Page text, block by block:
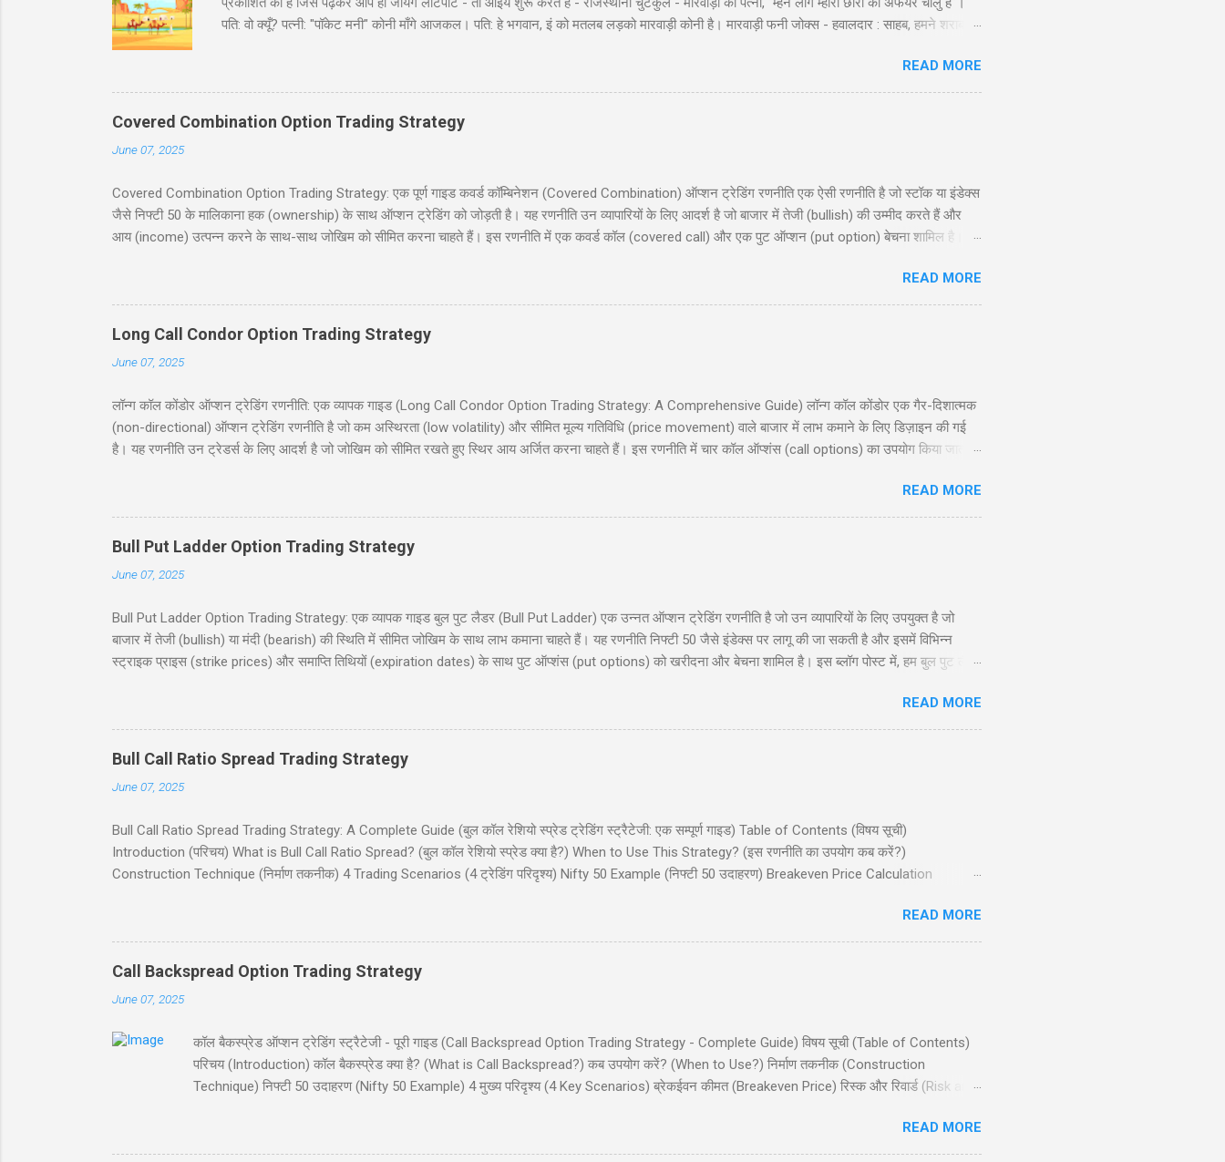
पति: वो क्यूँ? पत्नी: "पॉकेट मनी" कोनी माँगे आजकल। पति: हे भगवान, इं को मतलब लड़को मारवाड़ी कोनी है। मारवाड़ी फनी जोक्स - हवालदार : साहब, हमने शराब से
मारवाड़ी चुटकुले जोक्स - धणी- आज सजधज के कठे जा री से? लुगाई- आत्महत्या करणे जा री सुं धणी- तो इत्तो मेकअप क्यूँ करयो है लुगाई- काल अख़बार म्हें म्हारो
फोटू भी तो छपसी राजस्थानी कॉमेडी - स्कूल के निरीक्षण के लिए कुछ अधिकारी दिल्ली से गाँव की छोटी स्कूल में पहुंचे और निरिक्षण शुरू किया । निरीक्षक लड़कों से:
‘सावधान’। कोई हिला तक नहीं। निरीक्षक : ‘विश्राम’। सब वैस...
READ MORE
Covered Combination Option Trading Strategy
June 07, 2025
Covered Combination Option Trading Strategy: एक पूर्ण गाइड कवर्ड कॉम्बिनेशन (Covered Combination) ऑप्शन ट्रेडिंग रणनीति एक ऐसी रणनीति है जो स्टॉक या इंडेक्स
जैसे निफ्टी 50 के मालिकाना हक (ownership) के साथ ऑप्शन ट्रेडिंग को जोड़ती है। यह रणनीति उन व्यापारियों के लिए आदर्श है जो बाजार में तेजी (bullish) की उम्मीद करते हैं और
आय (income) उत्पन्न करने के साथ-साथ जोखिम को सीमित करना चाहते हैं। इस रणनीति में एक कवर्ड कॉल (covered call) और एक पुट ऑप्शन (put option) बेचना शामिल है।
सावधानियां शामिल हैं। यह पोस्ट नये और अनुभवी व्यापारियों के लिए उपयोगी होगी, जो सूचित निर्णय लेना चाहते हैं। हमारा उद्देश्य आपको इस रणनीति को समझने और इसे प्रभावी ढंग से लागू
करने में मदद करना है। सामग्री (Table of Contents) 1. परिचय (Introduction) 2. कवर्ड कॉम्बिनेशन क्या है? (What is Covered Combination?) ...
READ MORE
Long Call Condor Option Trading Strategy
June 07, 2025
लॉन्ग कॉल कोंडोर ऑप्शन ट्रेडिंग रणनीति: एक व्यापक गाइड (Long Call Condor Option Trading Strategy: A Comprehensive Guide) लॉन्ग कॉल कोंडोर एक गैर-दिशात्मक
(non-directional) ऑप्शन ट्रेडिंग रणनीति है जो कम अस्थिरता (low volatility) और सीमित मूल्य गतिविधि (price movement) वाले बाजार में लाभ कमाने के लिए डिज़ाइन की गई
है। यह रणनीति उन ट्रेडर्स के लिए आदर्श है जो जोखिम को सीमित रखते हुए स्थिर आय अर्जित करना चाहते हैं। इस रणनीति में चार कॉल ऑप्शंस (call options) का उपयोग किया जाता है,
देगी, जिसमें निफ्टी 50 इंडेक्स (Nifty 50 Index) का उदाहरण, रणनीति के चार परिदृश्य (scenarios), प्रवेश और निकास की योजना (entry and exit planning), जोखिम और लाभ
(risk and reward), और बहुत कुछ शामिल है। चाहे आप नौसिखिया हों या अनुभवी ट्रेडर, यह गाइड आपको इस रणनीति को समझने और लागू करने में मदद करेगी। ...
READ MORE
Bull Put Ladder Option Trading Strategy
June 07, 2025
Bull Put Ladder Option Trading Strategy: एक व्यापक गाइड बुल पुट लैडर (Bull Put Ladder) एक उन्नत ऑप्शन ट्रेडिंग रणनीति है जो उन व्यापारियों के लिए उपयुक्त है जो
बाजार में तेजी (bullish) या मंदी (bearish) की स्थिति में सीमित जोखिम के साथ लाभ कमाना चाहते हैं। यह रणनीति निफ्टी 50 जैसे इंडेक्स पर लागू की जा सकती है और इसमें विभिन्न
स्ट्राइक प्राइस (strike prices) और समाप्ति तिथियों (expiration dates) के साथ पुट ऑप्शंस (put options) को खरीदना और बेचना शामिल है। इस ब्लॉग पोस्ट में, हम बुल पुट लैडर
उपयोगी होगी, जो निफ्टी 50 इंडेक्स पर ट्रेडिंग में रुचि रखते हैं। हमारा उद्देश्य आपको इस रणनीति को समझने और लागू करने में मदद करना है ताकि आप सूचित निर्णय ले सकें। सामग्री
(Table of Contents) 1. परिचय (Introduction) 2. बुल पुट लैडर क्या है? (What is Bull Put Ladder?) 3. रणनीति का निर...
READ MORE
Bull Call Ratio Spread Trading Strategy
June 07, 2025
Bull Call Ratio Spread Trading Strategy: A Complete Guide (बुल कॉल रेशियो स्प्रेड ट्रेडिंग स्ट्रैटेजी: एक सम्पूर्ण गाइड) Table of Contents (विषय सूची)
Introduction (परिचय) What is Bull Call Ratio Spread? (बुल कॉल रेशियो स्प्रेड क्या है?) When to Use This Strategy? (इस रणनीति का उपयोग कब करें?)
Construction Technique (निर्माण तकनीक) 4 Trading Scenarios (4 ट्रेडिंग परिदृश्य) Nifty 50 Example (निफ्टी 50 उदाहरण) Breakeven Price Calculation
(निष्कर्ष) Disclaimer (अस्वीकरण) Introduction (परिचय) बुल कॉल रेशियो स्प्रेड (Bull Call Ratio Spread) एक उन्नत ऑप्शन ट्रेडिंग रणनीति है जो मध्यम बुलिश (bullish) मार्केट
व्यू (view) वाले ट्रेडर्स के लिए आदर्श है। यह रणनीति दो कॉल ऑप्शन खरीदने और एक कॉल ऑप्शन बेचने का संयोजन है, ...
READ MORE
Call Backspread Option Trading Strategy
June 07, 2025
कॉल बैकस्प्रेड ऑप्शन ट्रेडिंग स्ट्रैटेजी - पूरी गाइड (Call Backspread Option Trading Strategy - Complete Guide) विषय सूची (Table of Contents)
परिचय (Introduction) कॉल बैकस्प्रेड क्या है? (What is Call Backspread?) कब उपयोग करें? (When to Use?) निर्माण तकनीक (Construction
Technique) निफ्टी 50 उदाहरण (Nifty 50 Example) 4 मुख्य परिदृश्य (4 Key Scenarios) ब्रेकईवन कीमत (Breakeven Price) रिस्क और रिवार्ड (Risk and
परिचय (Introduction) कॉल बैकस्प्रेड (Call Backspread) एक उन्नत ऑप्शन ट्रेडिंग स्ट्रैटेजी है जो तेजी (bullish) के दृष्टिकोण वाले ट्रेडर्स के लिए उपयुक्त है,
विशेष रूप से जब आपको बाजार में बड़ी उछाल (big move) की संभावना दिखाई देती है। यह स्ट्रैटेजी कम लागत पर असीमित लाभ (unlimited profit potential) की
READ MORE